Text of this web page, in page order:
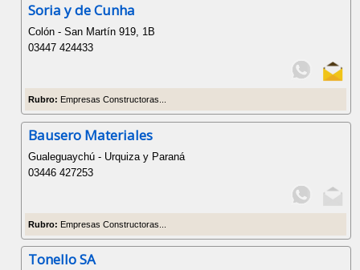
Soria y de Cunha
Colón - San Martín 919, 1B
03447 424433
Rubro: Empresas Constructoras...
Bausero Materiales
Gualeguaychú - Urquiza y Paraná
03446 427253
Rubro: Empresas Constructoras...
Tonello SA